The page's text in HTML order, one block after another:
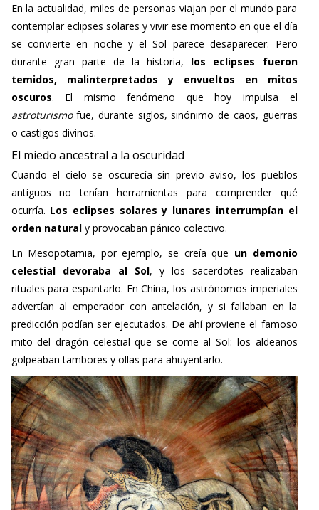
En la actualidad, miles de personas viajan por el mundo para
contemplar eclipses solares y vivir ese momento en que el día
se convierte en noche y el Sol parece desaparecer. Pero
durante gran parte de la historia, los eclipses fueron
temidos, malinterpretados y envueltos en mitos
oscuros. El mismo fenómeno que hoy impulsa el
astroturismofue, durante siglos, sinónimo de caos, guerras
o castigos divinos.
El miedo ancestral a la oscuridad
Cuando el cielo se oscurecía sin previo aviso, los pueblos
antiguos no tenían herramientas para comprender qué
ocurría. Los eclipses solares y lunares interrumpían el
orden naturaly provocaban pánico colectivo.
En Mesopotamia, por ejemplo, se creía que un demonio
celestial devoraba al Sol, y los sacerdotes realizaban
rituales para espantarlo. En China, los astrónomos imperiales
advertían al emperador con antelación, y si fallaban en la
predicción podían ser ejecutados. De ahí proviene el famoso
mito del dragón celestial que se come al Sol: los aldeanos
golpeaban tambores y ollas para ahuyentarlo.